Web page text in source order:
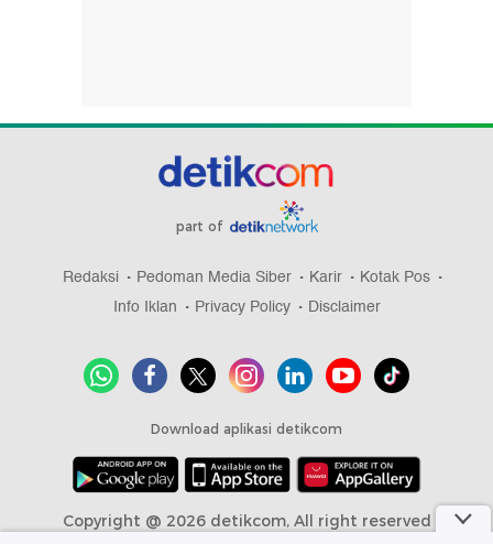
part of
Redaksi Pedoman Media Siber Karir
Kotak Pos
Info Iklan
Privacy Policy Disclaimer
Download aplikasi detikcom
Copyright @ 2026 detikcom, All right reserved